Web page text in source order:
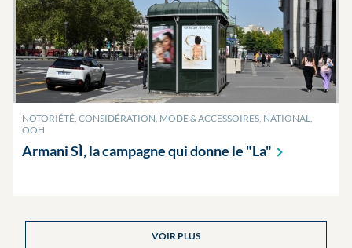
NOTORIÉTÉ, CONSIDÉRATION, MODE & ACCESSOIRES, NATIONAL,
OOH
Armani SÌ, la campagne qui donne le "La"
VOIR PLUS